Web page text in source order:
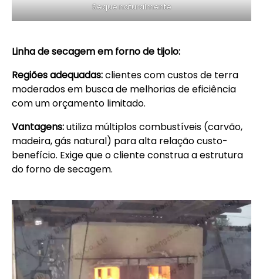
Seque naturalmente
Linha de secagem em forno de tijolo:
Regiões adequadas:clientes com custos de terra
moderados em busca de melhorias de eficiência
com um orçamento limitado.
Vantagens:utiliza múltiplos combustíveis (carvão,
madeira, gás natural) para alta relação custo-
benefício. Exige que o cliente construa a estrutura
do forno de secagem.